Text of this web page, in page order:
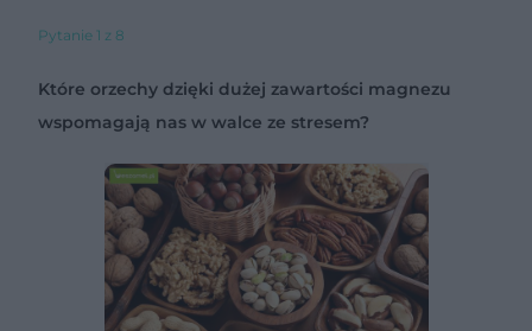
Pytanie 1 z 8
Które orzechy dzięki dużej zawartości magnezu
wspomagają nas w walce ze stresem?